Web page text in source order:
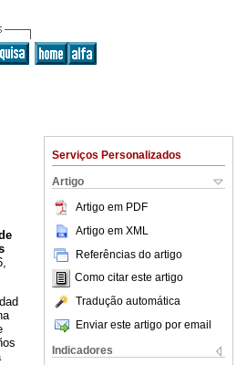
Serviços Personalizados
Artigo
Artigo em PDF
Artigo em XML
Referências do artigo
Como citar este artigo
Tradução automática
Enviar este artigo por email
Indicadores